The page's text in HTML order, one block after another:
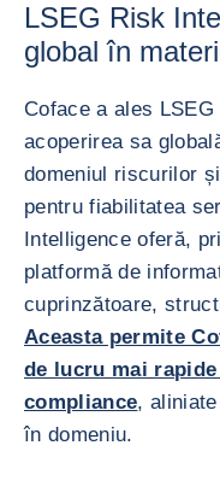
LSEG Risk
global în
Coface a ales
acoperirea sa
domeniul riscurilor
pentru fiabilitatea
Intelligence oferă,
platformă de
cuprinzătoare,
Aceasta permite
de lucru mai
compliance,
în domeniu.